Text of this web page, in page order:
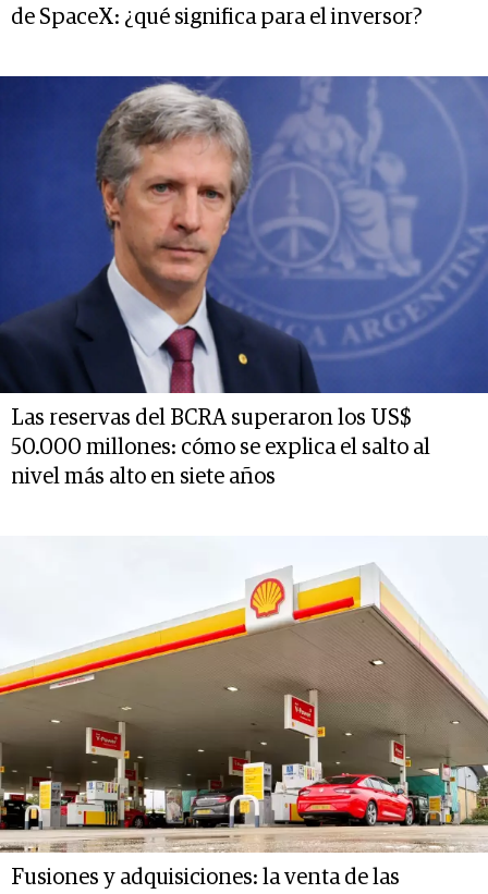
de SpaceX: ¿qué significa para el inversor?
Las reservas del BCRA superaron los US$
50.000 millones: cómo se explica el salto al
nivel más alto en siete años
Fusiones y adquisiciones: la venta de las